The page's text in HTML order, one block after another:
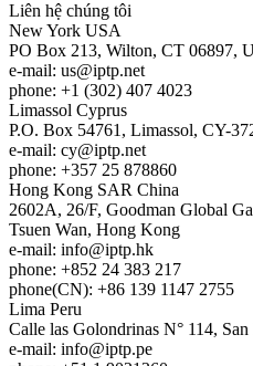
Liên hệ chúng tôi
New York USA
PO Box 213, Wilton, CT 06897,
e-mail: us
iptp.net
phone: +1 (302) 407 4023
Limassol Cyprus
P.O. Box 54761, Limassol, CY-
e-mail: cy
iptp.net
phone: +357 25 878860
Hong Kong SAR China
2602A, 26/F, Goodman Global
Tsuen Wan, Hong Kong
e-mail: info
iptp.hk
phone: +852 24 383 217
phone(CN): +86 139 1147 2755
Lima Peru
Calle las Golondrinas N° 114,
e-mail: info
iptp.pe